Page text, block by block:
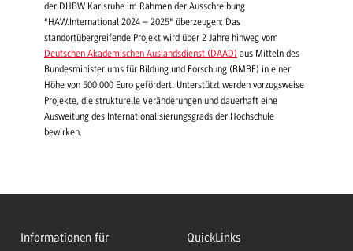
der DHBW Karlsruhe im Rahmen der Ausschreibung
"HAW.International 2024 – 2025" überzeugen: Das
standortübergreifende Projekt wird über 2 Jahre hinweg vom
Deutschen Akademischen Auslandsdienst (DAAD) aus Mitteln des
Bundesministeriums für Bildung und Forschung (BMBF) in einer
Höhe von 500.000 Euro gefördert. Unterstützt werden vorzugsweise
Projekte, die strukturelle Veränderungen und dauerhaft eine
Ausweitung des Internationalisierungsgrads der Hochschule
bewirken.
Informationen für QuickLinks